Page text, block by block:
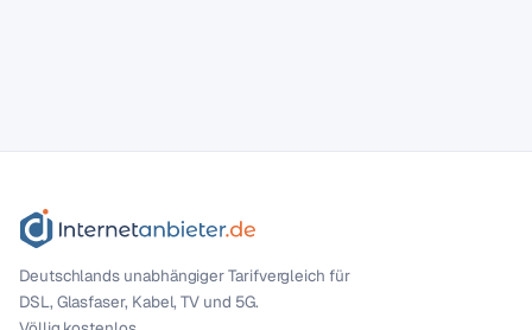
Deutschlands unabhängiger Tarif­vergleich für
DSL, Glasfaser, Kabel, TV und 5G.